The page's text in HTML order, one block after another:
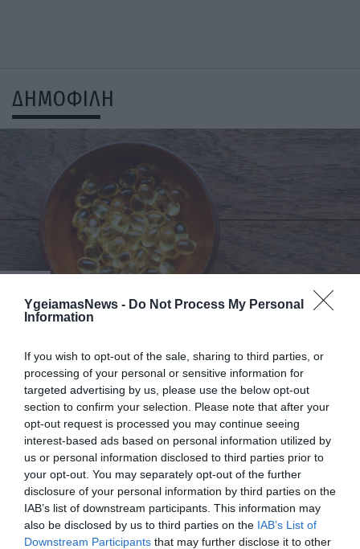
YgeiamasNews - Do Not Process My Personal
Information
If you wish to opt-out of the sale, sharing to third parties, or
processing of your personal or sensitive information for
targeted advertising by us, please use the below opt-out
section to confirm your selection. Please note that after your
opt-out request is processed you may continue seeing
interest-based ads based on personal information utilized by
us or personal information disclosed to third parties prior to
your opt-out. You may separately opt-out of the further
disclosure of your personal information by third parties on the
IAB’s list of downstream participants. This information may
also be disclosed by us to third parties on the IAB’s List of
Downstream Participants that may further disclose it to other
ΔΗΜΟΦΙΛΗ
1 Αυτό είναι το θαυματουργό έλαιο που
προστατεύει από το Αλτχάιμερ
ΥΓΕΙΑ
2 Το τρόφιμο που θωρακίζει «αθόρυβα»
τα οστά σε κάθε ηλικία… δεν είναι το